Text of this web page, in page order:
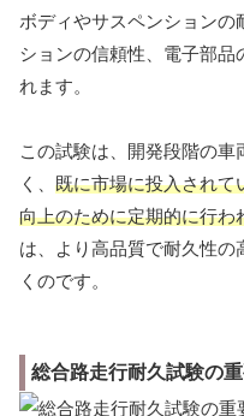
ボディやサスペンションの
ションの信頼性、電子部品
れます。
この試験は、開発段階の
く、 既に市場に投入されて
向上のために定期的に行わ
は、より高品質で耐久性の
くのです。
総合路走行耐久試験の